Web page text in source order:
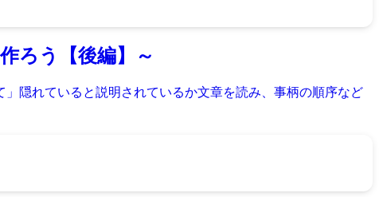
ろう【後編】～
隠れていると説明されているか文章を読み、事柄の順序など